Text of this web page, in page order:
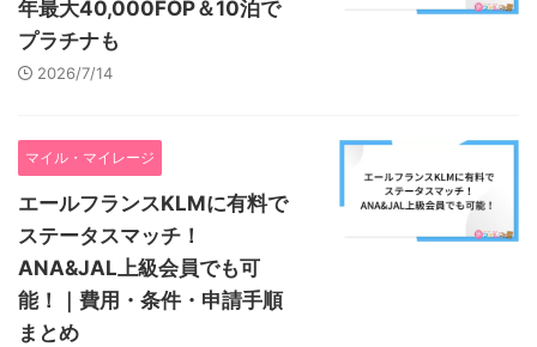
年最大40,000FOP＆10泊で
プラチナも
2026/7/14
マイル・マイレージ
エールフランスKLMに有料で
ステータスマッチ！
ANA&JAL上級会員でも可
能！｜費用・条件・申請手順
まとめ